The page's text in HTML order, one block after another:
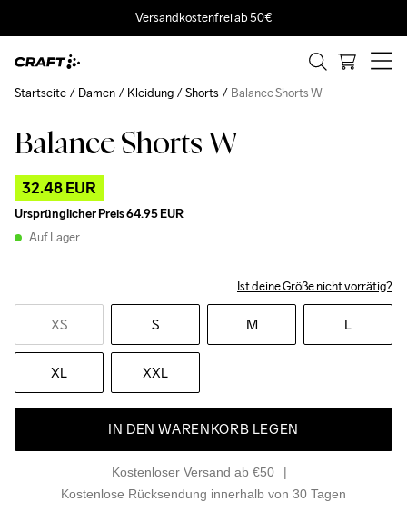
Versandkostenfrei ab 50€
Balance Shorts W
32.48 EUR
Ursprünglicher Preis64.95 EUR
Auf Lager
Ist deine Größe nicht vorrätig?
XS S M L
XL XXL
IN DEN WARENKORB LEGEN
Kostenloser Versand ab €50
Kostenlose Rücksendung innerhalb von 30 Tagen
Startseite Damen Kleidung Shorts Balance Shorts W
Outlet